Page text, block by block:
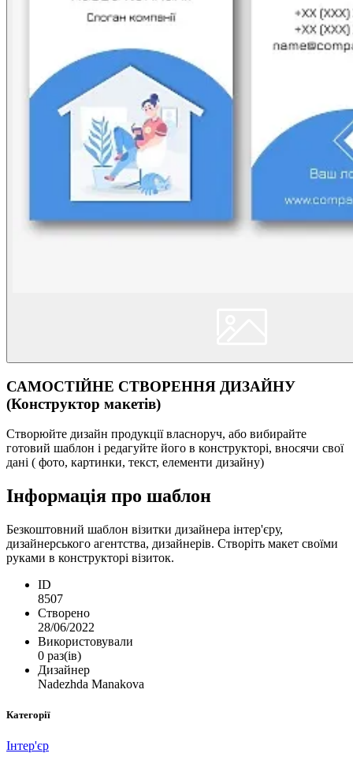
САМОСТІЙНЕ СТВОРЕННЯ ДИЗАЙНУ
(Конструктор макетів)
Створюйте дизайн продукції власноруч, або вибирайте
готовий шаблон і редагуйте його в конструкторі, вносячи свої
дані ( фото, картинки, текст, елементи дизайну)
Інформація про шаблон
Безкоштовний шаблон візитки дизайнера інтер'єру,
дизайнерського агентства, дизайнерів. Створіть макет своїми
руками в конструкторі візиток.
ID
8507
Створено
28/06/2022
Використовували
0 раз(ів)
Дизайнер
Nadezhda Manakova
Категорії
Інтер'єр